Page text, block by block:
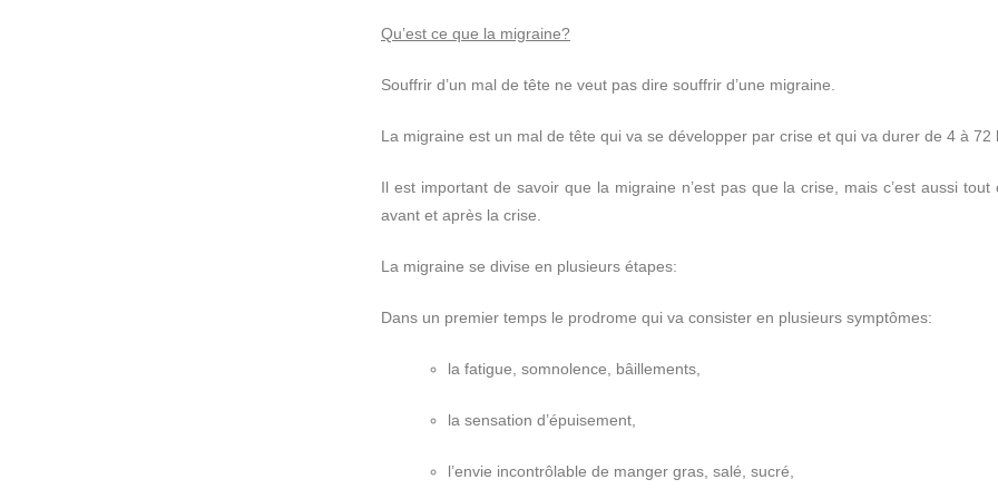
Qu’est ce que la migraine?
Souffrir d’un mal de tête ne veut pas dire souffrir d’une migraine.
La migraine est un mal de tête qui va se développer par crise et qui va durer de 4 à 72
Il est important de savoir que la migraine n’est pas que la crise, mais c’est aussi tout
avant et après la crise.
La migraine se divise en plusieurs étapes:
Dans un premier temps le prodrome qui va consister en plusieurs symptômes:
la fatigue, somnolence, bâillements,
la sensation d’épuisement,
l’envie incontrôlable de manger gras, salé, sucré,